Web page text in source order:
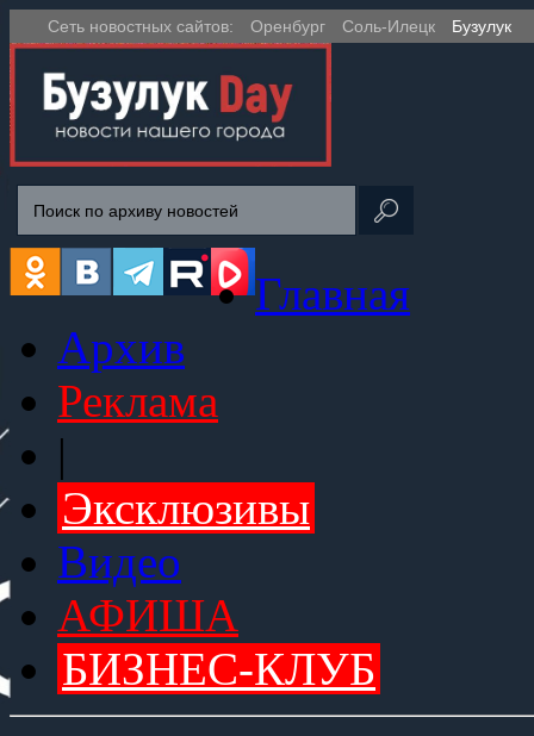
Сеть новостных сайтов: Оренбург Соль-Илецк Бузулук
Главная
Архив
Реклама
|
Эксклюзивы
Видео
АФИША
БИЗНЕС-КЛУБ